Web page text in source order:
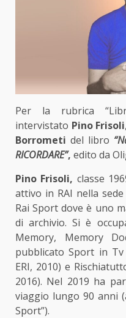
Per la rubrica
intervistato Pino Frisoli
Borrometi del libro
RICORDARE”, edito da
Pino Frisoli, classe
attivo in RAI nella
Rai Sport dove è uno
di archivio. Si è
Memory, Memory
pubblicato Sport in Tv
ERI, 2010) e
2016). Nel 2019 ha
viaggio lungo 90 anni
Sport”).